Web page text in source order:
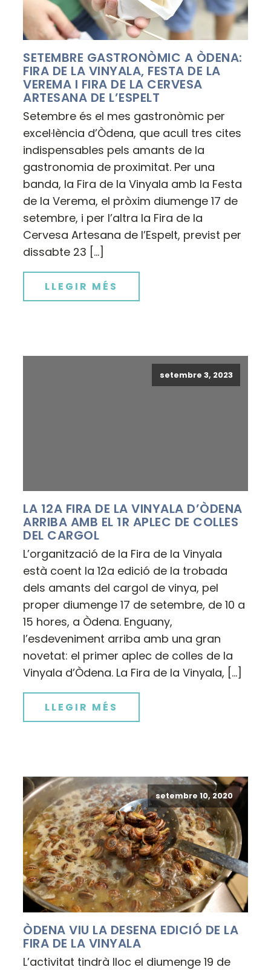
SETEMBRE GASTRONÒMIC A ÒDENA:
FIRA DE LA VINYALA, FESTA DE LA
VEREMA I FIRA DE LA CERVESA
ARTESANA DE L’ESPELT
Setembre és el mes gastronòmic per
excel·lència d’Òdena, que acull tres cites
indispensables pels amants de la
gastronomia de proximitat. Per una
banda, la Fira de la Vinyala amb la Festa
de la Verema, el pròxim diumenge 17 de
setembre, i per l’altra la Fira de la
Cervesa Artesana de l’Espelt, previst per
dissabte 23 […]
LLEGIR MÉS
setembre 3, 2023
LA 12A FIRA DE LA VINYALA D’ÒDENA
ARRIBA AMB EL 1R APLEC DE COLLES
DEL CARGOL
L’organització de la Fira de la Vinyala
està coent la 12a edició de la trobada
dels amants del cargol de vinya, pel
proper diumenge 17 de setembre, de 10 a
15 hores, a Òdena. Enguany,
l’esdeveniment arriba amb una gran
novetat: el primer aplec de colles de la
Vinyala d’Òdena. La Fira de la Vinyala, […]
LLEGIR MÉS
setembre 10, 2020
ÒDENA VIU LA DESENA EDICIÓ DE LA
FIRA DE LA VINYALA
L’activitat tindrà lloc el diumenge 19 de